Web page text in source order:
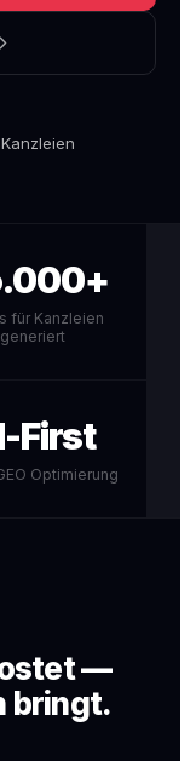
für Kanzleien
generiert
First
Optimierung
—
bringt.